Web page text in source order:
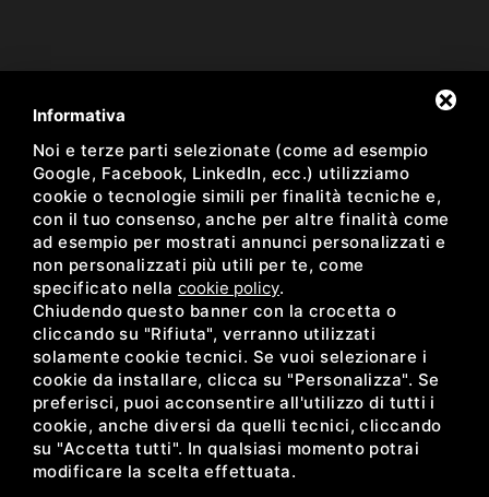
Newsletter
Resta aggiornato sulle nostre proposte
Ho preso visione dell'informativa sulla Newsletter *
facebook instagram
ACEDI PLAST SRL • PRIVACY•SITEMAP• QUESTO SITO È PROTETTO DA
Informativa
Noi e terze parti selezionate (come ad esempio
Google, Facebook, LinkedIn, ecc.) utilizziamo
cookie o tecnologie simili per finalità tecniche e,
con il tuo consenso, anche per altre finalità come
ad esempio per mostrati annunci personalizzati e
non personalizzati più utili per te, come
specificato nellacookie policy.
Chiudendo questo banner con la crocetta o
cliccando su "Rifiuta", verranno utilizzati
solamente cookie tecnici. Se vuoi selezionare i
cookie da installare, clicca su "Personalizza". Se
preferisci, puoi acconsentire all'utilizzo di tutti i
cookie, anche diversi da quelli tecnici, cliccando
su "Accetta tutti". In qualsiasi momento potrai
modificare la scelta effettuata.